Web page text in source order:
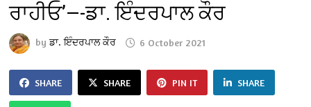
ਰਾਹੀਓ’—-ਡਾ. ਇੰਦਰਪਾਲ ਕੌਰ
byਡਾ. ਇੰਦਰਪਾਲ ਕੌਰ 6 October 2021
SHARE SHARE PIN IT SHARE